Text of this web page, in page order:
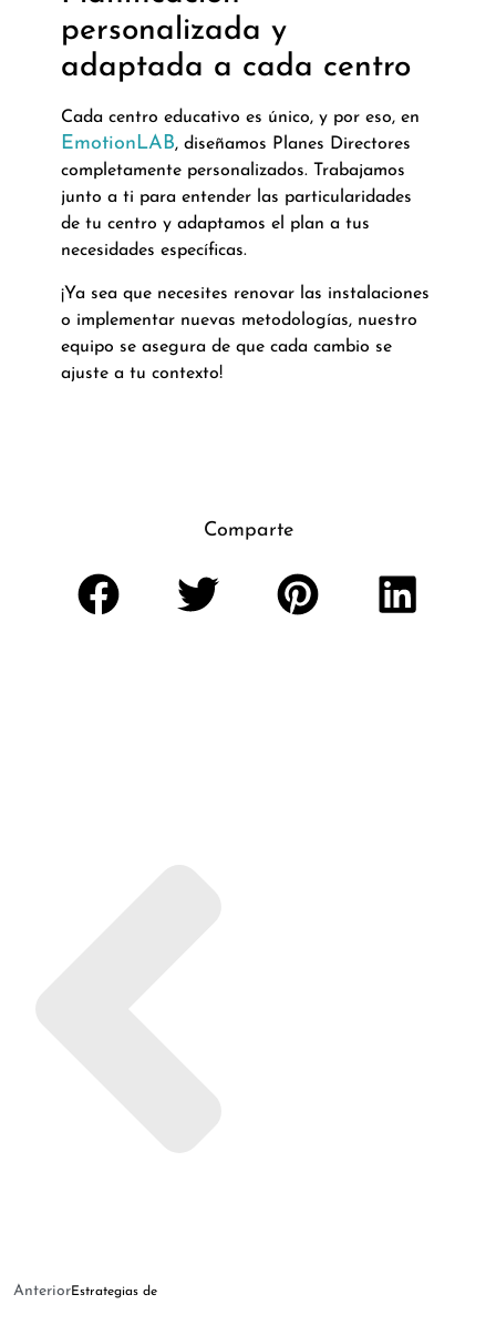
personalizada y
adaptada a cada centro
Cada centro educativo es único, y por eso, en
EmotionLAB, diseñamos Planes Directores
completamente personalizados. Trabajamos
junto a ti para entender las particularidades
de tu centro y adaptamos el plan a tus
necesidades específicas.
¡Ya sea que necesites renovar las instalaciones
o implementar nuevas metodologías, nuestro
equipo se asegura de que cada cambio se
ajuste a tu contexto!
Comparte
AnteriorEstrategias de